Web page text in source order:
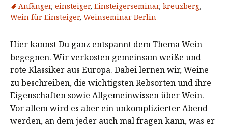
Anfänger, einsteiger, Einsteigerseminar, kreuzberg,
Wein für Einsteiger, Weinseminar Berlin
Hier kannst Du ganz entspannt dem Thema Wein
begegnen. Wir verkosten gemeinsam weiße und
rote Klassiker aus Europa. Dabei lernen wir, Weine
zu beschreiben, die wichtigsten Rebsorten und ihre
Eigenschaften sowie Allgemeinwissen über Wein.
Vor allem wird es aber ein unkomplizierter Abend
werden, an dem jeder auch mal fragen kann, was er